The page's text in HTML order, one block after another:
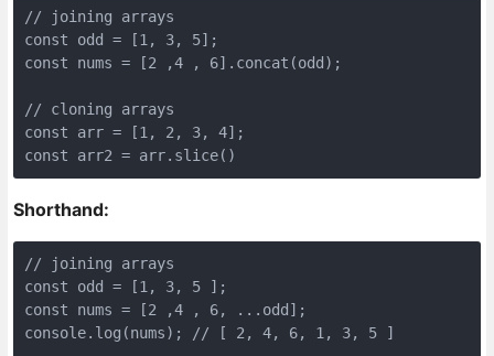
// joining arrays
const odd = [1, 3, 5];
const nums = [2 ,4 , 6].concat(odd);
// cloning arrays
const arr = [1, 2, 3, 4];
const arr2 = arr.slice()
Shorthand:
// joining arrays
const odd = [1, 3, 5 ];
const nums = [2 ,4 , 6, ...odd];
console.log(nums); // [ 2, 4, 6, 1, 3, 5 ]